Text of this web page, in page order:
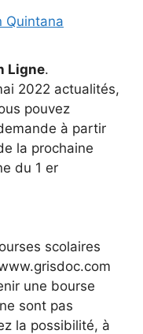
Quintana
Ligne.
2022 actualités,
pouvez
à partir
la prochaine
du 1 er
scolaires
une bourse
sont pas
la possibilité, à